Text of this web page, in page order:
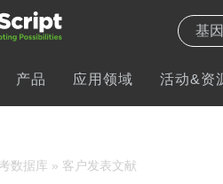
产品 应用领域 活动&资
数据库 » 客户发表文献